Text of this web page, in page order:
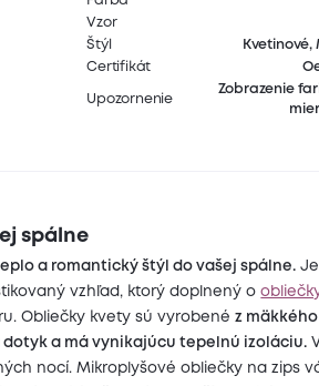
Vzor
Štýl
Kvetinové,
Certifikát
Upozornenie
Zobrazenie
spálne
a romantický štýl do vašej spálne.
vzhľad, ktorý doplnený o
Obliečky kvety sú vyrobenéz
a má vynikajúcu tepelnú izoláciu.
nocí. Mikroplyšové obliečky na zips